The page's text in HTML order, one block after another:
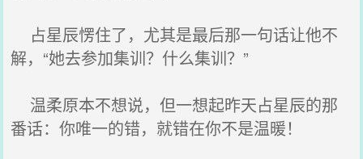
占星辰愣住了，尤其是最后那一句话让他不
解，“她去参加集训？什么集训？”
温柔原本不想说，但一想起昨天占星辰的那
番话：你唯一的错，就错在你不是温暖！